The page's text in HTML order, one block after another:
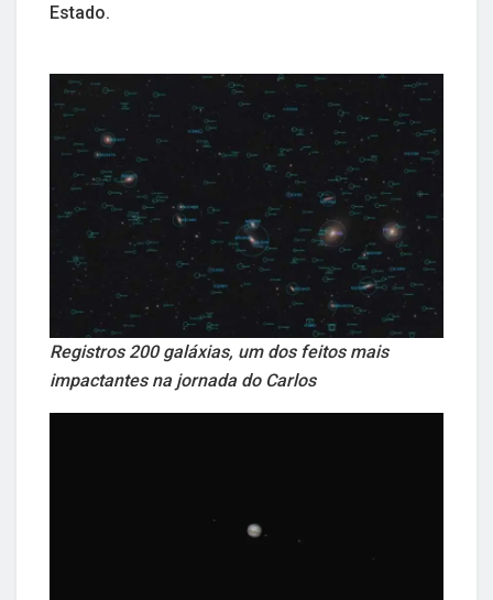
Estado.
Registros 200 galáxias, um dos feitos mais
impactantes na jornada do Carlos